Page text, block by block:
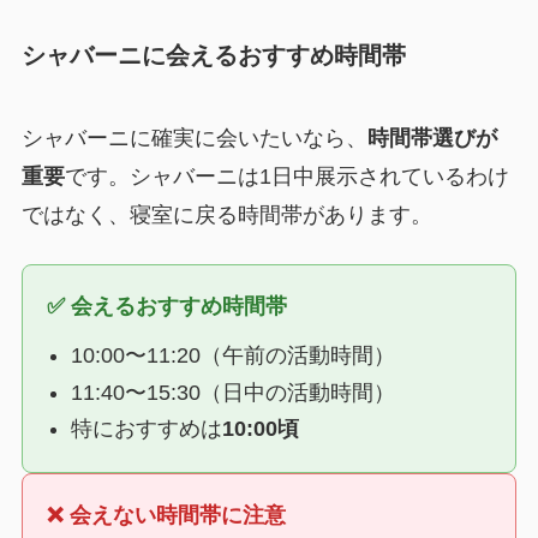
シャバーニに会えるおすすめ時間帯
シャバーニに確実に会いたいなら、 時間帯選びが
重要です。シャバーニは1日中展示されているわけ
ではなく、寝室に戻る時間帯があります。
✅ 会えるおすすめ時間帯
10:00〜11:20（午前の活動時間）
11:40〜15:30（日中の活動時間）
特におすすめは10:00頃
❌ 会えない時間帯に注意